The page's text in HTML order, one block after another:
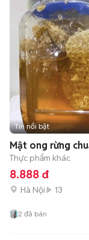
Tin nổi bật
Mật ong rừng
Thực phẩm khác
8.888 đ
Hà Nội 13
2 đã bán